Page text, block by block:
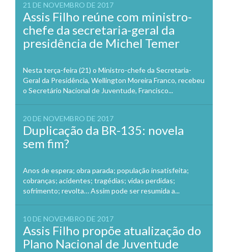
21 DE NOVEMBRO DE 2017
Assis Filho reúne com ministro-
chefe da secretaria-geral da
presidência de Michel Temer
Nesta terça-feira (21) o Ministro-chefe da Secretaria-
Geral da Presidência, Wellington Moreira Franco, recebeu
o Secretário Nacional de Juventude, Francisco...
20 DE NOVEMBRO DE 2017
Duplicação da BR-135: novela
sem fim?
Anos de espera; obra parada; população insatisfeita;
cobranças; acidentes; tragédias; vidas perdidas;
sofrimento; revolta… Assim pode ser resumida a...
10 DE NOVEMBRO DE 2017
Assis Filho propõe atualização do
Plano Nacional de Juventude